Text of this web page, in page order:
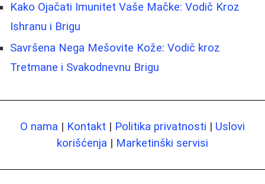
Kako Ojačati Imunitet Vaše Mačke: Vodič Kroz
Ishranu i Brigu
Savršena Nega Mešovite Kože: Vodič kroz
Tretmane i Svakodnevnu Brigu
O nama | Kontakt | Politika privatnosti | Uslovi
korišćenja | Marketinški servisi